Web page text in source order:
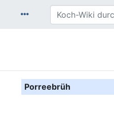
Porreebrüh